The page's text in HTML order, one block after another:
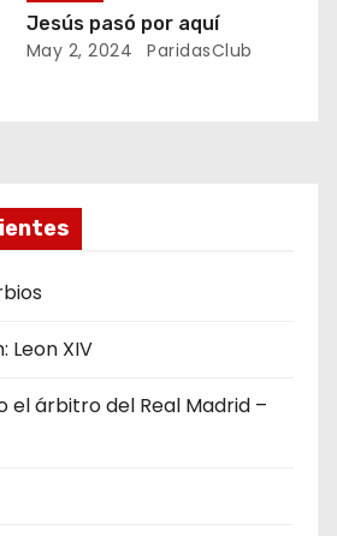
Jesús pasó por aquí
May 2, 2024 ParidasClub
Leon XIV
el árbitro del Real Madrid –